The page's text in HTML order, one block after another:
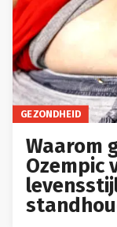
GEZONDHEID
Waarom
Ozempic